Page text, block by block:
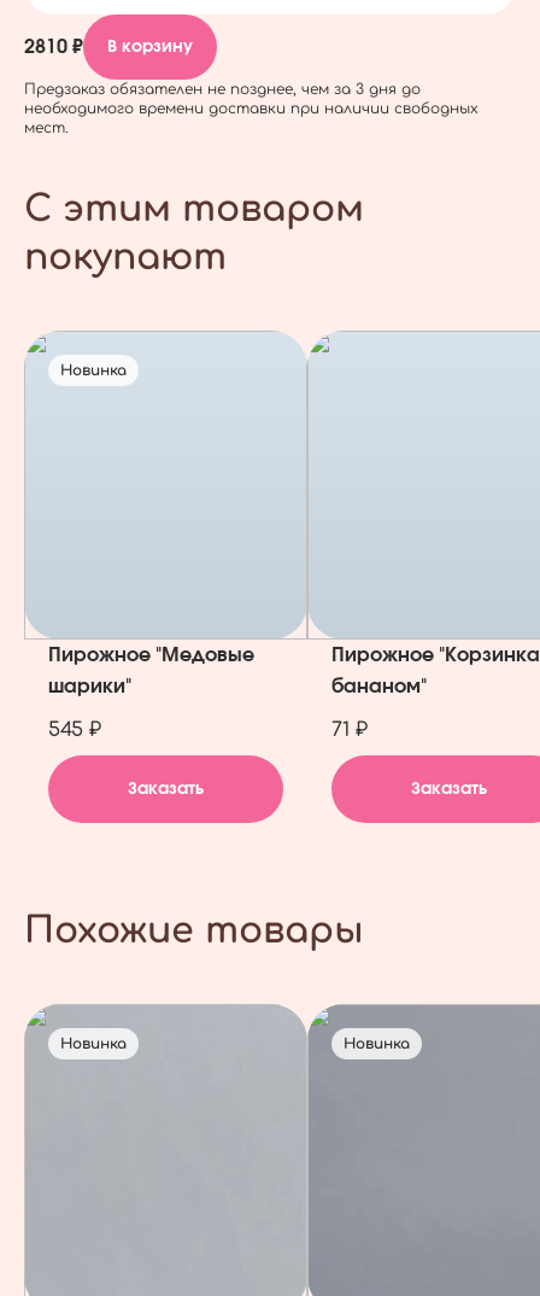
2810 ₽ В корзину
Предзаказ обязателен не позднее, чем за 3 дня до
необходимого времени доставки при наличии свободных
мест.
С этим товаром
покупают
Новинка
Пирожное "Медовые
шарики"
545 ₽
Заказать
Пирожное
бананом"
71 ₽
Заказать
Похожие товары
Новинка Новинка